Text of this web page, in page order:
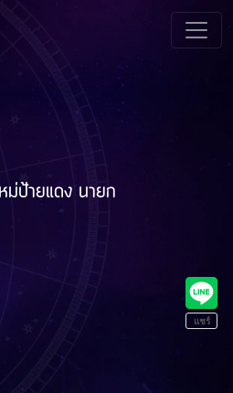
ม่ป้ายแดง นายก